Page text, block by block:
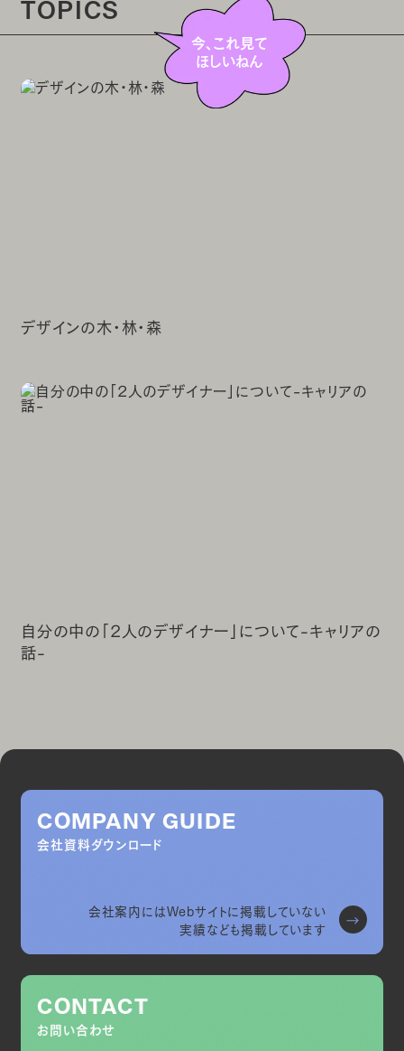
TOPICS
今、これ見て
ほしいねん
デザインの木・林・森
自分の中の「2人のデザイナー」について-キャリアの
話-
COMPANY GUIDE
会社資料ダウンロード
会社案内にはWebサイトに掲載していない
実績なども掲載しています
CONTACT
お問い合わせ